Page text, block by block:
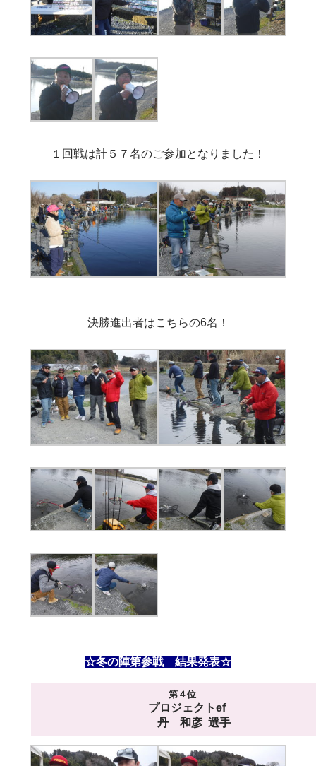
１回戦は計５７名のご参加となりました！
決勝進出者はこちらの6名！
☆冬の陣第参戦 結果発表☆
第４位
プロジェクトef
丹 和彦 選手